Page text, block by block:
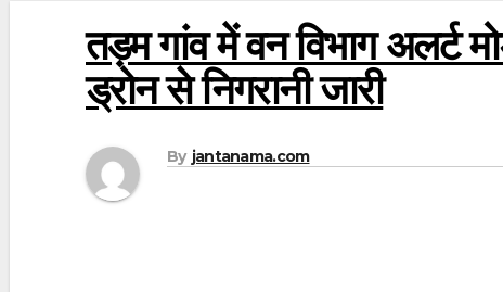
तड़म गांव में वन विभाग अलर्ट
ड्रोन से निगरानी जारी
By jantanama.com